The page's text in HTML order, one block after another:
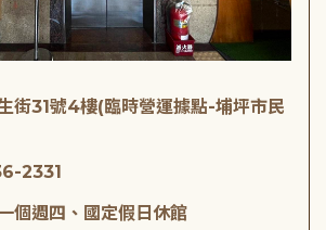
街31號4樓(臨時營運據點-埔坪市民
2331
個週四、國定假日休館